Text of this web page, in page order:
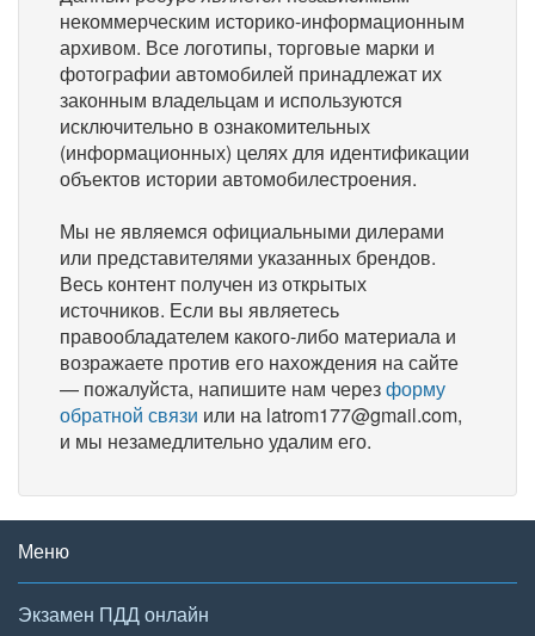
некоммерческим историко-информационным
архивом. Все логотипы, торговые марки и
фотографии автомобилей принадлежат их
законным владельцам и используются
исключительно в ознакомительных
(информационных) целях для идентификации
объектов истории автомобилестроения.
Мы не являемся официальными дилерами
или представителями указанных брендов.
Весь контент получен из открытых
источников. Если вы являетесь
правообладателем какого-либо материала и
возражаете против его нахождения на сайте
— пожалуйста, напишите нам черезформу
обратной связи или на latrom177@gmail.com,
и мы незамедлительно удалим его.
Меню
Экзамен ПДД онлайн